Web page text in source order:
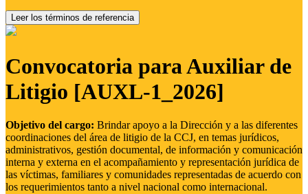
Leer los términos de referencia
Convocatoria para Auxiliar de
Litigio [AUXL-1_2026]
Objetivo del cargo: Brindar apoyo a la Dirección y a las diferentes
coordinaciones del área de litigio de la CCJ, en temas jurídicos,
administrativos, gestión documental, de información y comunicación
interna y externa en el acompañamiento y representación jurídica de
las víctimas, familiares y comunidades representadas de acuerdo con
los requerimientos tanto a nivel nacional como internacional.